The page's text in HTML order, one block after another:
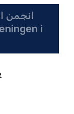
انجمن